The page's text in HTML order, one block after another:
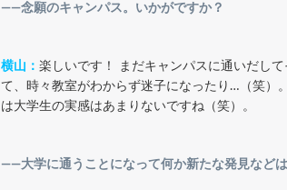
――念願のキャンパス。いかがですか？
横山： 楽しいです！ まだキャンパスに通いだし
て、時々教室がわからず迷子になったり…（笑）
は大学生の実感はあまりないですね（笑）。
――大学に通うことになって何か新たな発見など